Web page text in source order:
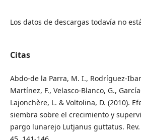
Los datos de descargas todavía no
Citas
Abdo-de la Parra, M. I., Rodríguez-
Martínez, F., Velasco-Blanco, G.,
Lajonchère, L. & Voltolina, D. (2010).
siembra sobre el crecimiento y
pargo lunarejo Lutjanus guttatus.